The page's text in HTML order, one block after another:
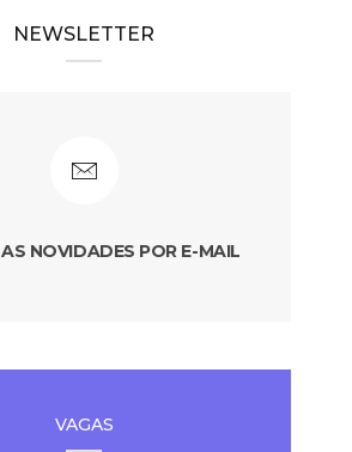
NEWSLETTER
NOVIDADES POR E-MAIL
VAGAS